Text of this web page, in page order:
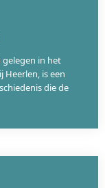
gelegen in het
Heerlen, is een
die de